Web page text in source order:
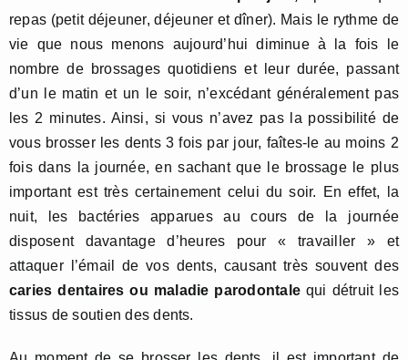
repas (petit déjeuner, déjeuner et dîner). Mais le rythme de
vie que nous menons aujourd’hui diminue à la fois le
nombre de brossages quotidiens et leur durée, passant
d’un le matin et un le soir, n’excédant généralement pas
les 2 minutes. Ainsi, si vous n’avez pas la possibilité de
vous brosser les dents 3 fois par jour, faîtes-le au moins 2
fois dans la journée, en sachant que le brossage le plus
important est très certainement celui du soir. En effet, la
nuit, les bactéries apparues au cours de la journée
disposent davantage d’heures pour « travailler » et
attaquer l’émail de vos dents, causant très souvent des
caries dentaires ou maladie parodontale qui détruit les
tissus de soutien des dents.